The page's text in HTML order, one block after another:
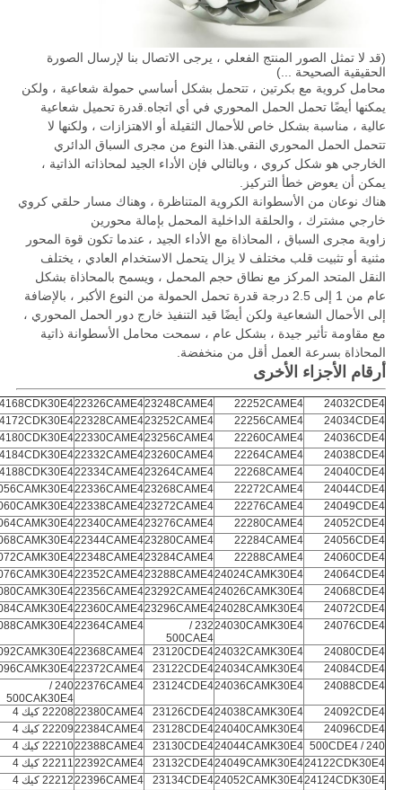
(قد لا تمثل الصور المنتج الفعلي ، يرجى الاتصال بنا لإرسال الصورة
الحقيقية الصحيحة ...)
محامل كروية مع بكرتين ، تتحمل بشكل أساسي حمولة شعاعية ، ولكن
يمكنها أيضًا تحمل الحمل المحوري في أي اتجاه.قدرة تحميل شعاعية
عالية ، مناسبة بشكل خاص للأحمال الثقيلة أو الاهتزازات ، ولكنها لا
تتحمل الحمل المحوري النقي.هذا النوع من مجرى السباق الدائري
الخارجي هو شكل كروي ، وبالتالي فإن الأداء الجيد لمحاذاته الذاتية ،
يمكن أن يعوض خطأ التركيز.
هناك نوعان من الأسطوانة الكروية المتناظرة ، وهناك مسار حلقي كروي
خارجي مشترك ، والحلقة الداخلية المحمل بإمالة محورين
زاوية مجرى السباق ، المحاذاة مع الأداء الجيد ، عندما تكون قوة المحور
مثنية أو تثبيت قلب مختلف لا يزال يتحمل الاستخدام العادي ، يختلف
النقل المتحد المركز مع نطاق حجم المحمل ، ويسمح بالمحاذاة بشكل
عام من 1 إلى 2.5 درجة قدرة تحمل الحمولة من النوع الأكبر ، بالإضافة
إلى الأحمال الشعاعية ولكن أيضًا قيد التنفيذ خارج دور الحمل المحوري ،
مع مقاومة تأثير جيدة ، بشكل عام ، سمحت محامل الأسطوانة ذاتية
المحاذاة بسرعة العمل أقل من منخفضة.
أرقام الأجزاء الأخرى
24032CDE4
22252CAME4
23248CAME4
22326CAME4
24034CDE4
22256CAME4
23252CAME4
22328CAME4
24036CDE4
22260CAME4
23256CAME4
22330CAME4
24038CDE4
22264CAME4
23260CAME4
22332CAME4
24040CDE4
22268CAME4
23264CAME4
22334CAME4
24044CDE4
22272CAME4
23268CAME4
22336CAME4
24049CDE4
22276CAME4
23272CAME4
22338CAME4
24052CDE4
22280CAME4
23276CAME4
22340CAME4
24056CDE4
22284CAME4
23280CAME4
22344CAME4
24060CDE4
22288CAME4
23284CAME4
22348CAME4
24064CDE4
24024CAMK30E4
23288CAME4
22352CAME4
24068CDE4
24026CAMK30E4
23292CAME4
22356CAME4
24072CDE4
24028CAMK30E4
23296CAME4
22360CAME4
24076CDE4
24030CAMK30E4
232 /
500CAE4
22364CAME4
24080CDE4
24032CAMK30E4
23120CDE4
22368CAME4
24084CDE4
24034CAMK30E4
23122CDE4
22372CAME4
24088CDE4
24036CAMK30E4
23124CDE4
22376CAME4
240 /
500CAK30E4
24092CDE4
24038CAMK30E4
23126CDE4
22380CAME422208 كيك 4
24096CDE4
24040CAMK30E4
23128CDE4
22384CAME422209 كيك 4
240 / 500CDE4
24044CAMK30E4
23130CDE4
22388CAME422210 كيك 4
24122CDK30E4
24049CAMK30E4
23132CDE4
22392CAME422211 كيك 4
24124CDK30E4
24052CAMK30E4
23134CDE4
22396CAME422212 كيك 4